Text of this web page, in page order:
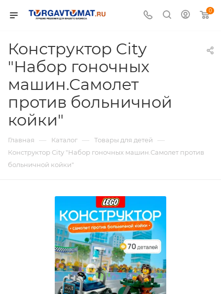
0
Конструктор City
"Набор гоночных
машин.Самолет
против больничной
койки"
Главная — Каталог — Товары для детей —
Конструктор City "Набор гоночных машин.Самолет против
больничной койки"